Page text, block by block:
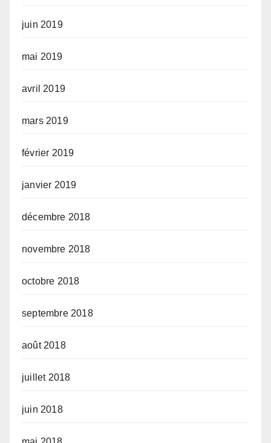
juin 2019
mai 2019
avril 2019
mars 2019
février 2019
janvier 2019
décembre 2018
novembre 2018
octobre 2018
septembre 2018
août 2018
juillet 2018
juin 2018